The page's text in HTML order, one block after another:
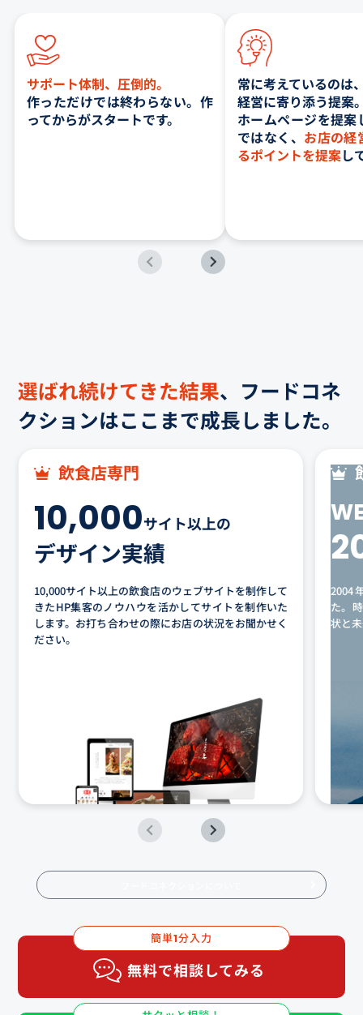
サポート体制、圧倒的。
作っただけでは終わらない。作
ってからがスタートです。
常に考えているのは
経営に寄り添う提案
ホームページを提案
ではなく、 お店の経
るポイントを提案し
選ばれ続けてきた結果、フードコネ
クションはここまで成長しました。
飲食店専門
10,000サイト以上の
デザイン実績
10,000サイト以上の飲食店のウェブサイトを制作して
きたHP集客のノウハウを活かしてサイトを制作いた
します。お打ち合わせの際にお店の状況をお聞かせく
ださい。
2004
た。
状と
簡単1分入力
無料で相談してみる